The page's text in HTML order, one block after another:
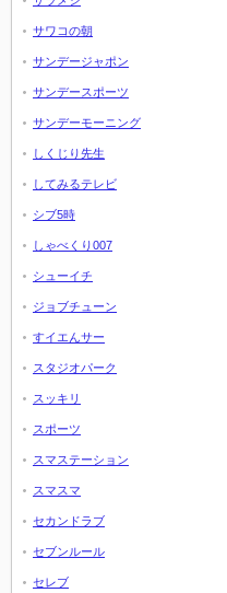
サワコの朝
サンデージャポン
サンデースポーツ
サンデーモーニング
しくじり先生
してみるテレビ
シブ5時
しゃべくり007
シューイチ
ジョブチューン
すイエんサー
スタジオパーク
スッキリ
スポーツ
スマステーション
スマスマ
セカンドラブ
セブンルール
セレブ